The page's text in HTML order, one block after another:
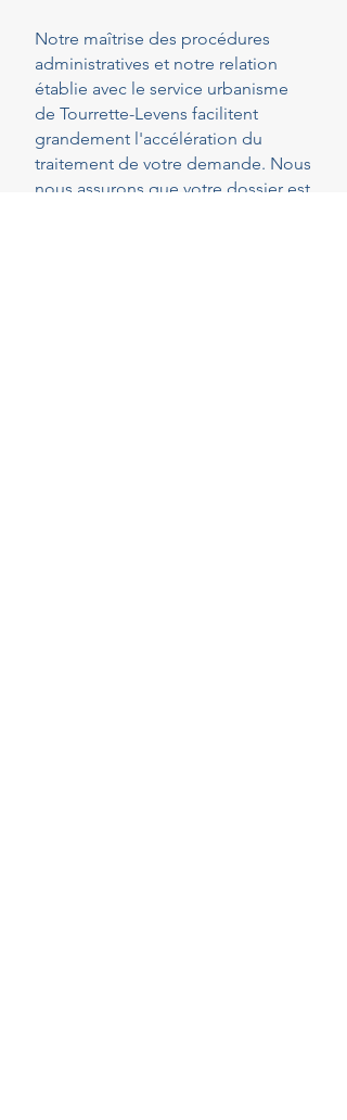
Notre maîtrise des procédures
administratives et notre relation
établie avec le service urbanisme
de Tourrette-Levens facilitent
grandement l'accélération du
traitement de votre demande. Nous
nous assurons que votre dossier est